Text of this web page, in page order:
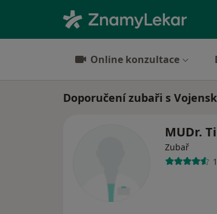
Online konzultace
Doporučení zubaři s
MUDr.
Zubař